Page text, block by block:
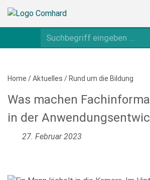
Home /Aktuelles / Rund um die Bildung
Was machen
in der
27. Februar 2023